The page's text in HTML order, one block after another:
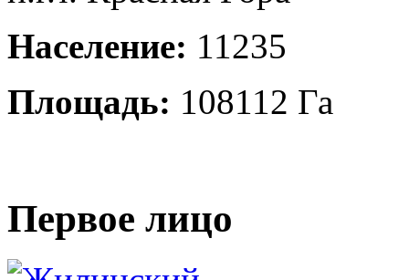
Население: 11235
Площадь: 108112 Га
Первое лицо